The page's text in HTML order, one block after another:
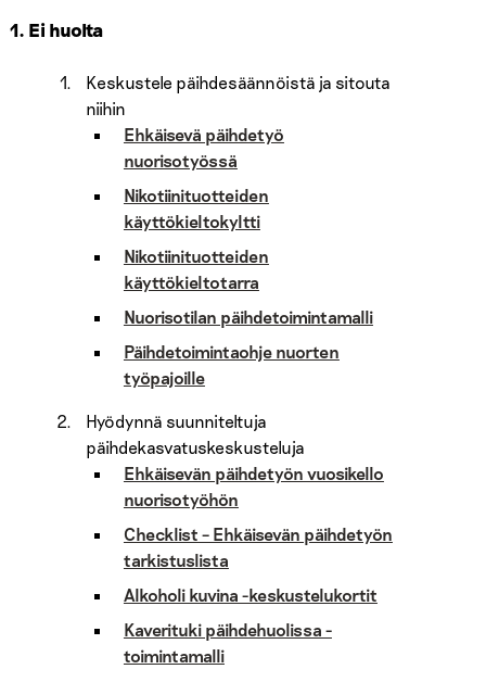
1. Ei huolta
Keskustele päihdesäännöistä ja sitouta
niihin
Ehkäisevä päihdetyö
nuorisotyössä
Nikotiinituotteiden
käyttökieltokyltti
Nikotiinituotteiden
käyttökieltotarra
Nuorisotilan päihdetoimintamalli
Päihdetoimintaohje nuorten
työpajoille
Hyödynnä suunniteltuja
päihdekasvatuskeskusteluja
Ehkäisevän päihdetyön vuosikello
nuorisotyöhön
Checklist – Ehkäisevän päihdetyön
tarkistuslista
Alkoholi kuvina -keskustelukortit
Kaverituki päihdehuolissa -
toimintamalli